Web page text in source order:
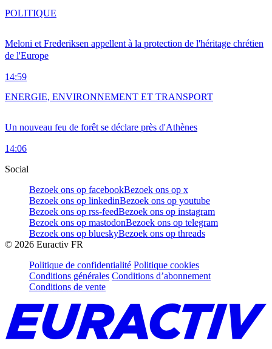
Meloni et Frederiksen appellent à la protection de l'héritage chrétien
de l'Europe
14:59
POLITIQUE
Un nouveau feu de forêt se déclare près d'Athènes
14:06
ENERGIE, ENVIRONNEMENT ET TRANSPORT
Social
Bezoek ons op facebookBezoek ons op x
Bezoek ons op linkedinBezoek ons op youtube
Bezoek ons op rss-feedBezoek ons op instagram
Bezoek ons op mastodonBezoek ons op telegram
Bezoek ons op blueskyBezoek ons op threads
© 2026 Euractiv FR
Politique de confidentialité Politique cookies
Conditions générales Conditions d’abonnement
Conditions de vente